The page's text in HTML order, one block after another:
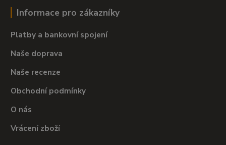
Informace pro zákazníky
Platby a bankovní spojení
Naše doprava
Naše recenze
Obchodní podmínky
O nás
Vrácení zboží